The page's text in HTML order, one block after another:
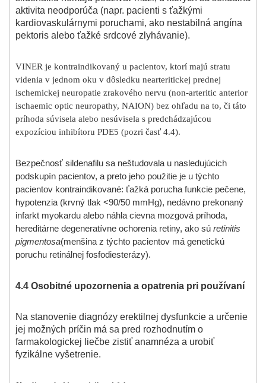
aktivita neodporúča (napr. pacienti s ťažkými
kardiovaskulárnymi poruchami, ako nestabilná angína
pektoris alebo ťažké srdcové zlyhávanie).
VINER je kontraindikovaný u pacientov, ktorí majú stratu
videnia v jednom oku v dôsledku nearteritickej prednej
ischemickej neuropatie zrakového nervu (non-arteritic anterior
ischaemic optic neuropathy, NAION) bez ohľadu na to, či táto
príhoda súvisela alebo nesúvisela s predchádzajúcou
expozíciou inhibítoru PDE5 (pozri časť 4.4).
Bezpečnosť sildenafilu sa neštudovala u nasledujúcich
podskupín pacientov, a preto jeho použitie je u týchto
pacientov kontraindikované: ťažká porucha funkcie pečene,
hypotenzia (krvný tlak <90/50 mmHg), nedávno prekonaný
infarkt myokardu alebo náhla cievna mozgová príhoda,
hereditárne degeneratívne ochorenia retiny, ako sú retinitis
pigmentosa(menšina z týchto pacientov má genetickú
poruchu retinálnej fosfodiesterázy).
4.4 Osobitné upozornenia a opatrenia pri používaní
Na stanovenie diagnózy erektilnej dysfunkcie a určenie
jej možných príčin má sa pred rozhodnutím o
farmakologickej liečbe zistiť anamnéza a urobiť
fyzikálne vyšetrenie.